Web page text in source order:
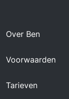
Over Ben
Voorwaarden
Tarieven